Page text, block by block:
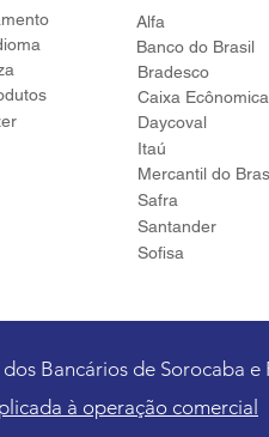
Alfa
Banco do Brasil
Bradesco
Caixa
Daycoval
Itaú
Mercantil do
Safra
Santander
Sofisa
Bancários de Sorocaba
à operação comercial